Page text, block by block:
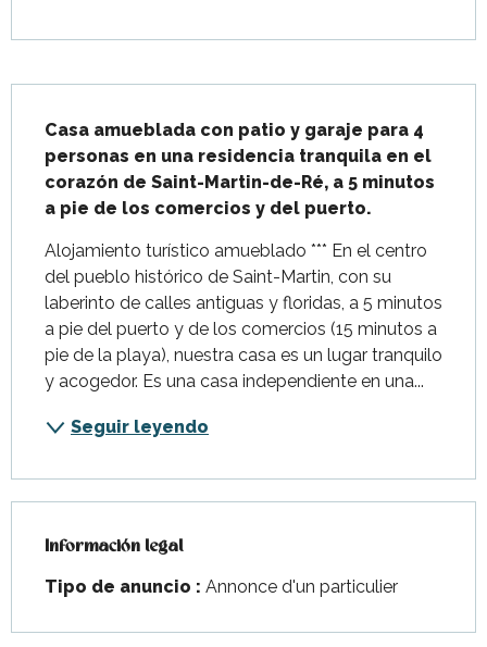
Casa amueblada con patio y garaje para 4
personas en una residencia tranquila en el
corazón de Saint-Martin-de-Ré, a 5 minutos
a pie de los comercios y del puerto.
Alojamiento turístico amueblado *** En el centro
del pueblo histórico de Saint-Martin, con su
laberinto de calles antiguas y floridas, a 5 minutos
a pie del puerto y de los comercios (15 minutos a
pie de la playa), nuestra casa es un lugar tranquilo
y acogedor. Es una casa independiente en una...
Seguir leyendo
Información legal
Información legal
Tipo de anuncio : Annonce d'un particulier